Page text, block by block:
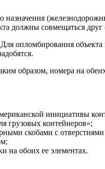
назначения
совмещаться друг
опломбирования
образом, номера на
инициативы
грузовых контейнеров»;
скобами с
на обоих ее элементах.